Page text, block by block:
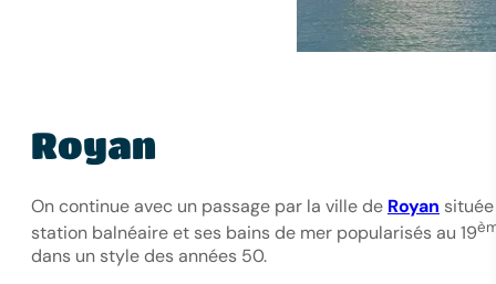
Royan
On continue avec un passage par la ville de Royan située
station balnéaire et ses bains de mer popularisés au 19
dans un style des années 50.